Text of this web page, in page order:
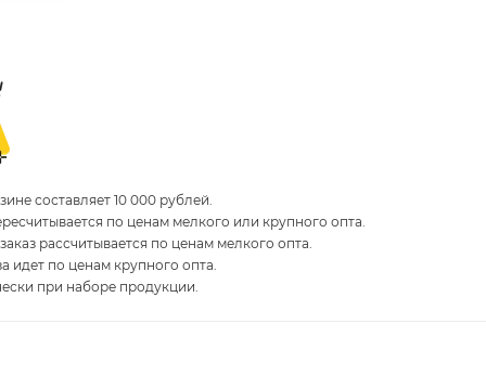
составляет 10 000 рублей.
по ценам мелкого или крупного опта.
рассчитывается по ценам мелкого опта.
идет по ценам крупного опта.
при наборе продукции.